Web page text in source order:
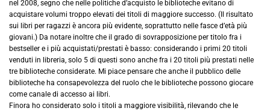
nel 2008, segno che nelle politiche d’acquisto le biblioteche evitano di
acquistare volumi troppo elevati dei titoli di maggiore successo. (Il risultato
sui libri per ragazzi è ancora più evidente, soprattutto nelle fasce d’età più
giovani.) Da notare inoltre che il grado di sovrapposizione per titolo fra i
bestseller e i più acquistati/prestati è basso: considerando i primi 20 titoli
venduti in libreria, solo 5 di questi sono anche fra i 20 titoli più prestati nelle
tre biblioteche considerate. Mi piace pensare che anche il pubblico delle
biblioteche ha consapevolezza del ruolo che le biblioteche possono giocare
come canale di accesso ai libri.
Finora ho considerato solo i titoli a maggiore visibilità, rilevando che le